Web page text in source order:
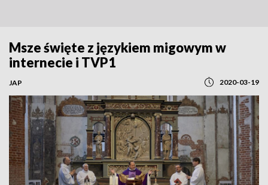
Msze święte z językiem migowym w
internecie i TVP1
JAP 2020-03-19